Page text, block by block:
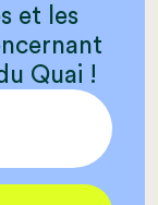
et les
Quai !